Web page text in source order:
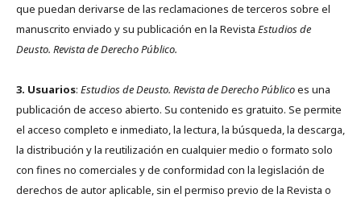
que puedan derivarse de las reclamaciones de terceros sobre el
manuscrito enviado y su publicación en la Revista Estudios de
Deusto. Revista de Derecho Público.
3. Usuarios: Estudios de Deusto. Revista de Derecho Públicoes una
publicación de acceso abierto. Su contenido es gratuito. Se permite
el acceso completo e inmediato, la lectura, la búsqueda, la descarga,
la distribución y la reutilización en cualquier medio o formato solo
con fines no comerciales y de conformidad con la legislación de
derechos de autor aplicable, sin el permiso previo de la Revista o